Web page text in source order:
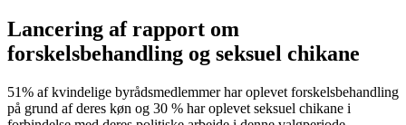
Lancering af rapport om
forskelsbehandling og seksuel chikane
51% af kvindelige byrådsmedlemmer har oplevet forskelsbehandling
på grund af deres køn og 30 % har oplevet seksuel chikane i